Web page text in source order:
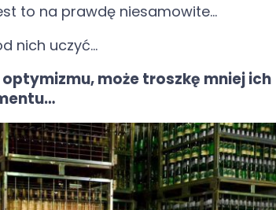
to na prawdę niesamowite…
nich uczyć…
może troszkę mniej ich